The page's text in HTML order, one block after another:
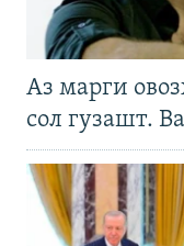
Аз марги
сол гузашт.